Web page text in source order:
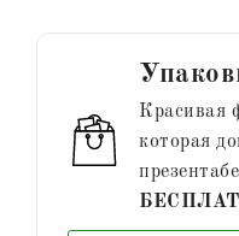
Красивая
которая